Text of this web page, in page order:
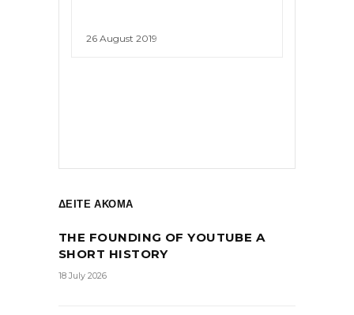
26 August 2019
ΔΕΙΤΕ ΑΚΟΜΑ
THE FOUNDING OF YOUTUBE A
SHORT HISTORY
18 July 2026